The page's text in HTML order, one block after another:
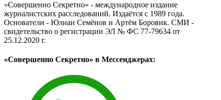
«Совершенно Секретно» - международное издание
журналистских расследований. Издаётся с 1989 года.
Основатели - Юлиан Семёнов и Артём Боровик. CМИ -
свидетельство о регистрации ЭЛ № ФС 77-79634 от
25.12.2020 г.
«Совершенно Секретно» в Мессенджерах: